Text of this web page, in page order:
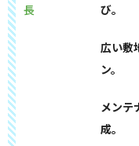
長
び。
広い敷
ン。
メンテ
成。